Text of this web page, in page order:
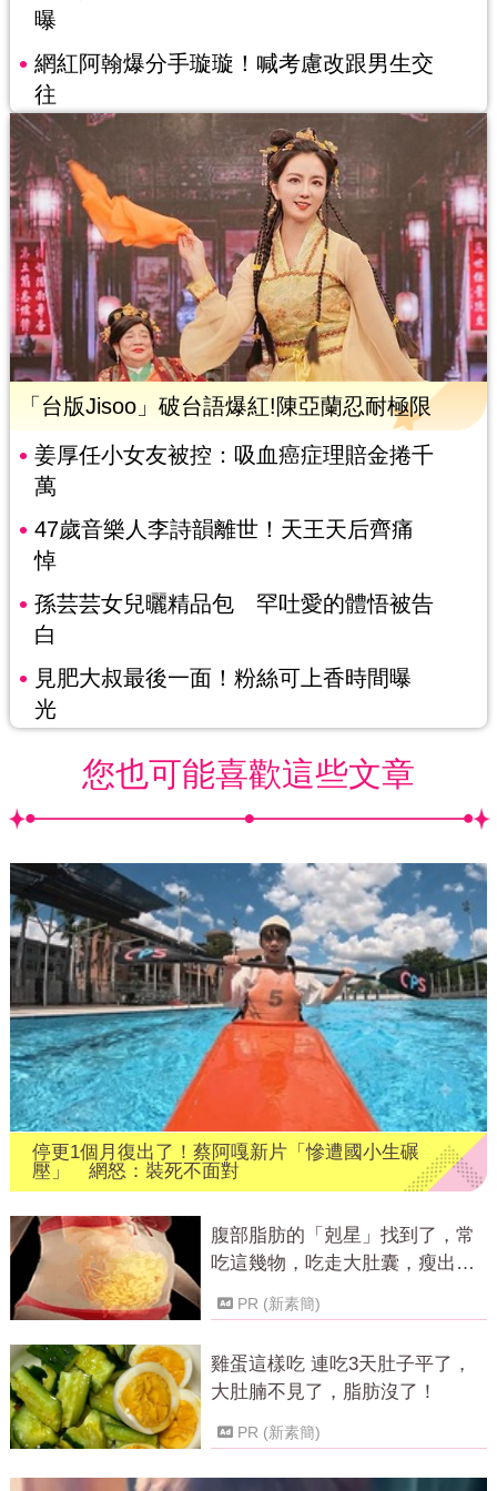
曝
網紅阿翰爆分手璇璇！喊考慮改跟男生交
往
「台版Jisoo」破台語爆紅!陳亞蘭忍耐極限
姜厚任小女友被控：吸血癌症理賠金捲千
萬
47歲音樂人李詩韻離世！天王天后齊痛
悼
孫芸芸女兒曬精品包 罕吐愛的體悟被告
白
見肥大叔最後一面！粉絲可上香時間曝
光
您也可能喜歡這些文章
停更1個月復出了！蔡阿嘎新片「慘遭國小生碾
壓」 網怒：裝死不面對
腹部脂肪的「剋星」找到了，常
吃這幾物，吃走大肚囊，瘦出小
PR (新素簡)
雞蛋這樣吃 連吃3天肚子平了，
大肚腩不見了，脂肪沒了！
PR (新素簡)